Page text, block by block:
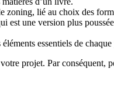
lié au choix des
est une version plus
essentiels de
projet. Par